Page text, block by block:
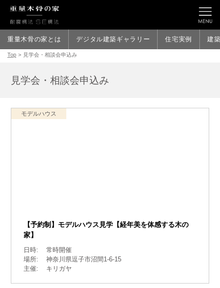
重量木骨の家とは デジタル建築ギャラリー 住宅実例 建
Top > 見学会・相談会申込み
見学会・相談会申込み
モデルハウス
【予約制】モデルハウス見学【経年美を体感する木の
家】
日時:
常時開催
場所:
神奈川県逗子市沼間1-6-15
主催:
キリガヤ